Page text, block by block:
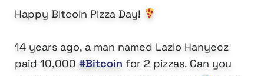
Happy Bitcoin Pizza Day!
14 years ago, a man named Lazlo Hanyecz
paid 10,000 #Bitcoin for 2 pizzas. Can you